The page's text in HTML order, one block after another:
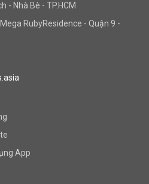
- Nhà Bè - TP.HCM
RubyResidence - Quận 9 -
App